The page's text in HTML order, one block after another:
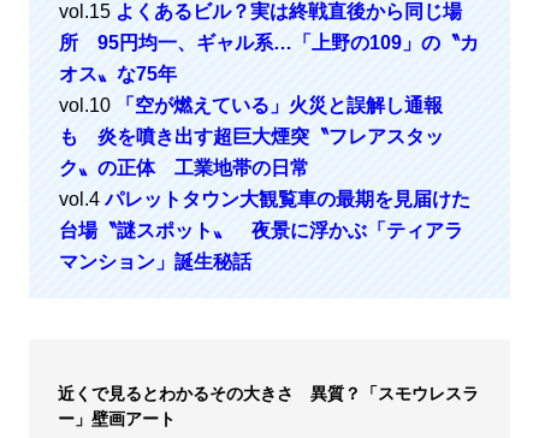
vol.15 よくあるビル？実は終戦直後から同じ場
所 95円均一、ギャル系…「上野の109」の〝カ
オス〟な75年
vol.10
「空が燃えている」火災と誤解し通報
も 炎を噴き出す超巨大煙突〝フレアスタッ
ク〟の正体 工業地帯の日常
vol.4パレットタウン大観覧車の最期を見届けた
台場〝謎スポット〟 夜景に浮かぶ「ティアラ
マンション」誕生秘話
近くで見るとわかるその大きさ 異質？「スモウレスラ
ー」壁画アート